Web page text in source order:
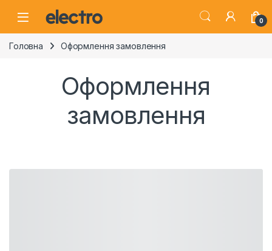
0
Головна Оформлення замовлення
Оформлення
замовлення